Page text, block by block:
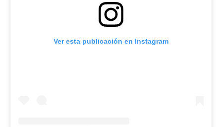
Ver esta publicación en Instagram